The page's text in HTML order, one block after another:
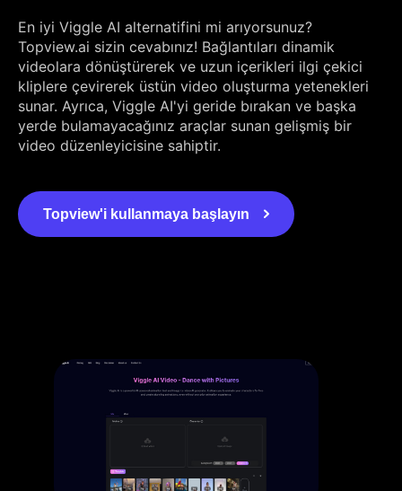
En iyi Viggle AI alternatifini mi arıyorsunuz?
Topview.ai sizin cevabınız! Bağlantıları dinamik
videolara dönüştürerek ve uzun içerikleri ilgi çekici
kliplere çevirerek üstün video oluşturma yetenekleri
sunar. Ayrıca, Viggle AI'yi geride bırakan ve başka
yerde bulamayacağınız araçlar sunan gelişmiş bir
video düzenleyicisine sahiptir.
Topview'i kullanmaya başlayın